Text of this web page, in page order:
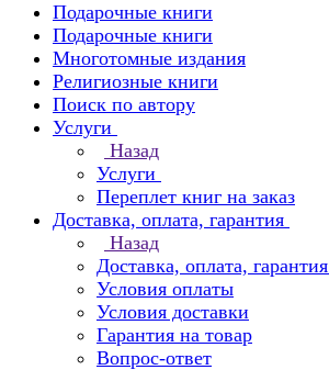
Подарочные книги
Подарочные книги
Многотомные издания
Религиозные книги
Поиск по автору
Услуги
Назад
Услуги
Переплет книг на заказ
Доставка, оплата, гарантия
Назад
Доставка, оплата, гарантия
Условия оплаты
Условия доставки
Гарантия на товар
Вопрос-ответ